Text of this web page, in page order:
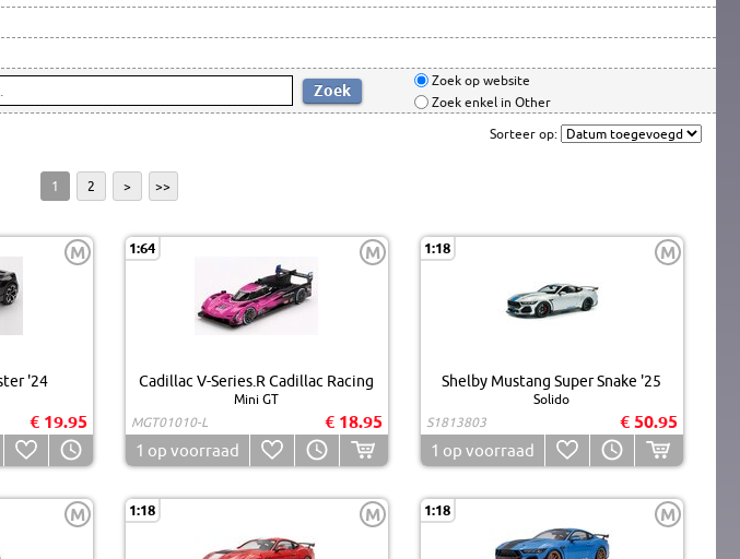
Zoek op website
Zoek enkel in Other
Sorteer op:
1 2 > >>
M
'24
€ 19.95
1:64 M
Cadillac V-Series.R Cadillac Racing
Mini GT
MGT01010-L
€ 18.95
1 op voorraad
1:18 M
Shelby Mustang Super Snake '25
Solido
S1813803
€ 50.95
1 op voorraad
M 1:18 M 1:18 M